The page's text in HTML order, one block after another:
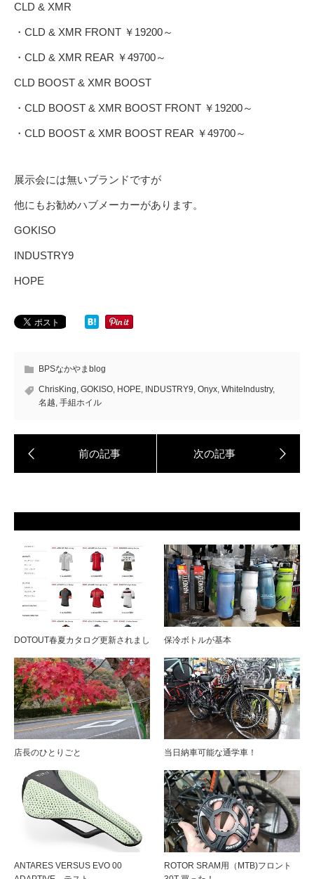
CLD & XMR
・CLD & XMR FRONT ￥19200～
・CLD & XMR REAR ￥49700～
CLD BOOST & XMR BOOST
・CLD BOOST & XMR BOOST FRONT ￥19200～
・CLD BOOST & XMR BOOST REAR ￥49700～
展示会には無いブランドですが
他にもお勧めハブメーカーがあります。
GOKISO
INDUSTRY9
HOPE
BPSなかやまblog
ChrisKing, GOKISO, HOPE, INDUSTRY9, Onyx, WhiteIndustry,
名越, 手組ホイル
DOTOUT春夏カタログ更新されまし 保冷ボトルが基本
店長のひとりごと 当日納車可能な通学車！
ANTARES VERSUS EVO 00
ROTOR SRAM用（MTB)フロント